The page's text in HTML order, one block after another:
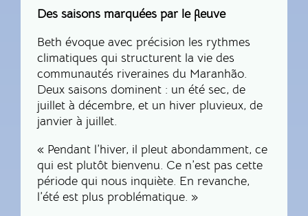
Des saisons marquées par le fleuve
Beth évoque avec précision les rythmes
climatiques qui structurent la vie des
communautés riveraines du Maranhão.
Deux saisons dominent : un été sec, de
juillet à décembre, et un hiver pluvieux, de
janvier à juillet.
« Pendant l’hiver, il pleut abondamment, ce
qui est plutôt bienvenu. Ce n’est pas cette
période qui nous inquiète. En revanche,
l’été est plus problématique. »